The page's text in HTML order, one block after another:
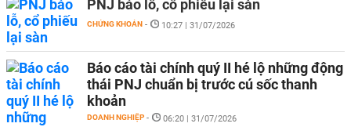
PNJ báo lỗ, cổ phiếu lại sàn
CHỨNG KHOÁN - 10:27 | 31/07/2026
Báo cáo tài chính quý II hé lộ những động
thái PNJ chuẩn bị trước cú sốc thanh
khoản
DOANH NGHIỆP - 06:20 | 31/07/2026